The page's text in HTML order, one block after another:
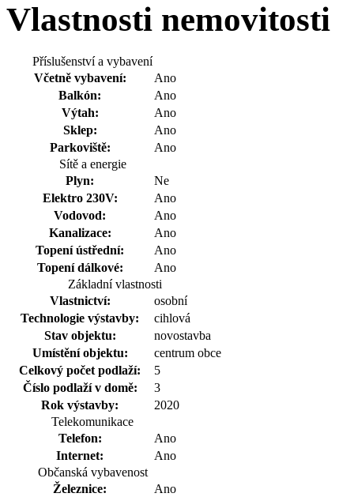
Vlastnosti nemovitosti
Příslušenství a vybavení
Včetně vybavení:
Ano
Balkón:
Ano
Výtah:
Ano
Sklep:
Ano
Parkoviště:
Ano
Sítě a energie
Plyn:
Ne
Elektro 230V:
Ano
Vodovod:
Ano
Kanalizace:
Ano
Topení ústřední:
Ano
Topení dálkové:
Ano
Základní vlastnosti
Vlastnictví:
osobní
Technologie výstavby:
cihlová
Stav objektu:
novostavba
Umístění objektu:
centrum obce
Celkový počet podlaží:
5
Číslo podlaží v domě:
3
Rok výstavby:
2020
Telekomunikace
Telefon:
Ano
Internet:
Ano
Občanská vybavenost
Železnice:
Ano